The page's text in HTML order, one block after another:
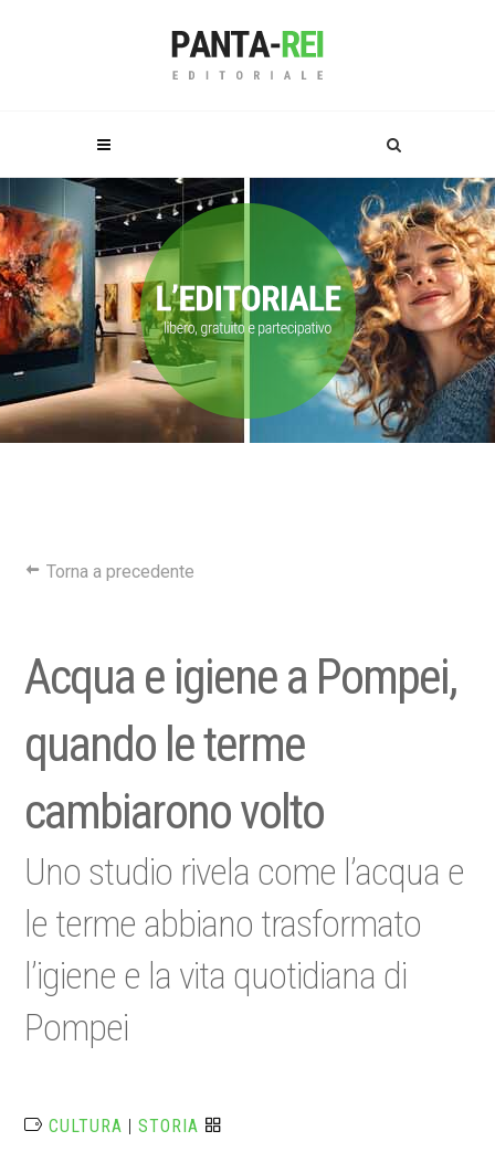
Torna a precedente
Acqua e igiene a Pompei,
quando le terme
cambiarono volto
Uno studio rivela come l’acqua e
le terme abbiano trasformato
l’igiene e la vita quotidiana di
Pompei
CULTURA |STORIA